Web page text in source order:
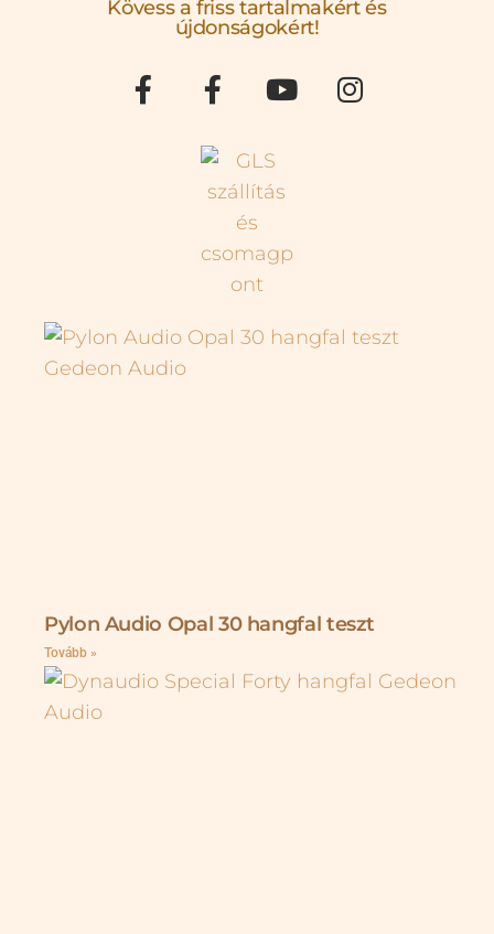
Kövess a friss tartalmakért és
újdonságokért!
Pylon Audio Opal 30 hangfal teszt
Tovább »